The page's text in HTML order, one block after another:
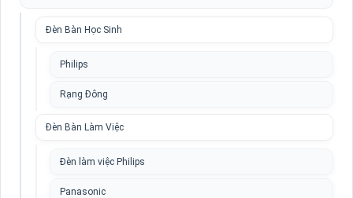
Đèn Bàn Học Sinh
Philips
Rạng Đông
Đèn Bàn Làm Việc
Đèn làm việc Philips
Panasonic